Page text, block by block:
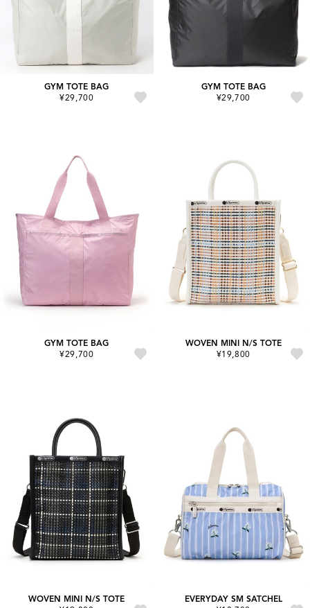
GYM TOTE BAG
¥29,700
GYM TOTE BAG
¥29,700
GYM TOTE BAG
¥29,700
WOVEN MINI N/S TOTE
¥19,800
WOVEN MINI N/S TOTE
EVERYDAY SM SATCHEL